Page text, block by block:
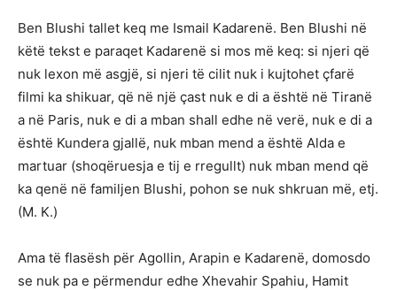
Ben Blushi tallet keq me Ismail Kadarenë. Ben Blushi në
këtë tekst e paraqet Kadarenë si mos më keq: si njeri që
nuk lexon më asgjë, si njeri të cilit nuk i kujtohet çfarë
filmi ka shikuar, që në një çast nuk e di a është në Tiranë
a në Paris, nuk e di a mban shall edhe në verë, nuk e di a
është Kundera gjallë, nuk mban mend a është Alda e
martuar (shoqëruesja e tij e rregullt) nuk mban mend që
ka qenë në familjen Blushi, pohon se nuk shkruan më, etj.
(M. K.)
Ama të flasësh për Agollin, Arapin e Kadarenë, domosdo
se nuk pa e përmendur edhe Xhevahir Spahiu, Hamit